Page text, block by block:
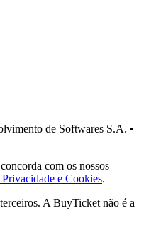
de Softwares S.A. •
com os nossos
e Cookies.
A BuyTicket não é a